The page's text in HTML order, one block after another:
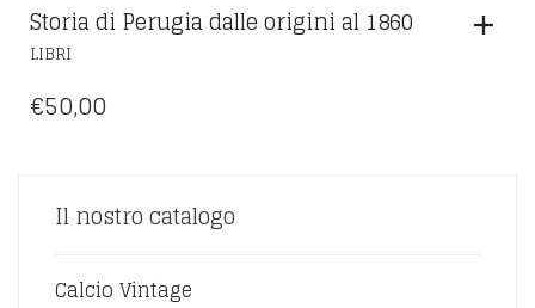
Storia di Perugia dalle origini al 1860
LIBRI
€50,00
Il nostro catalogo
Calcio Vintage